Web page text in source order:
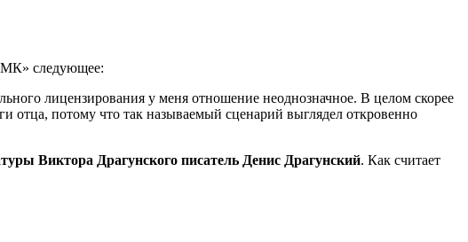
следующее:
лицензирования у меня отношение неоднозначное. В целом скорее
отца, потому что так называемый сценарий выглядел откровенно
Виктора Драгунского писатель Денис Драгунский. Как считает